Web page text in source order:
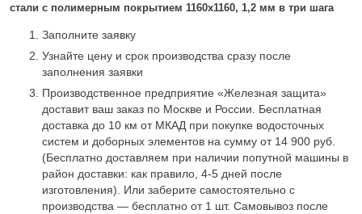
стали с полимерным покрытием 1160х1160, 1,2 мм в три шага
Заполните заявку
Узнайте цену и срок производства сразу после
заполнения заявки
Производственное предприятие «Железная защита»
доставит ваш заказ по Москве и России. Бесплатная
доставка до 10 км от МКАД при покупке водосточных
систем и доборных элементов на сумму от 14 900 руб.
(Бесплатно доставляем при наличии попутной машины в
район доставки: как правило, 4-5 дней после
изготовления). Или заберите самостоятельно с
производства — бесплатно от 1 шт. Самовывоз после